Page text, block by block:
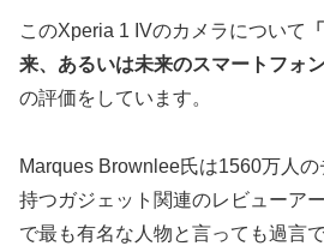
このXperia 1 IVのカメラについて
来、あるいは未来のスマートフォ
の評価をしています。
Marques Brownlee氏は1560万人
持つガジェット関連のレビューア
で最も有名な人物と言っても過言